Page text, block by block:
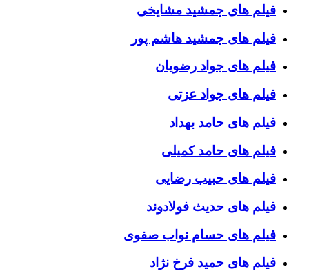
فیلم های جمشید مشایخی
فیلم های جمشید هاشم پور
فیلم های جواد رضویان
فیلم های جواد عزتی
فیلم های حامد بهداد
فیلم های حامد کمیلی
فیلم های حبیب رضایی
فیلم های حدیث فولادوند
فیلم های حسام نواب صفوی
فیلم های حمید فرخ نژاد